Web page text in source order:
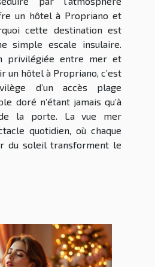
un hôtel à Propriano et
cette destination est
simple escale insulaire.
privilégiée entre mer et
un hôtel à Propriano, c’est
d’un accès plage
doré n’étant jamais qu’à
la porte. La vue mer
quotidien, où chaque
du soleil transforment le